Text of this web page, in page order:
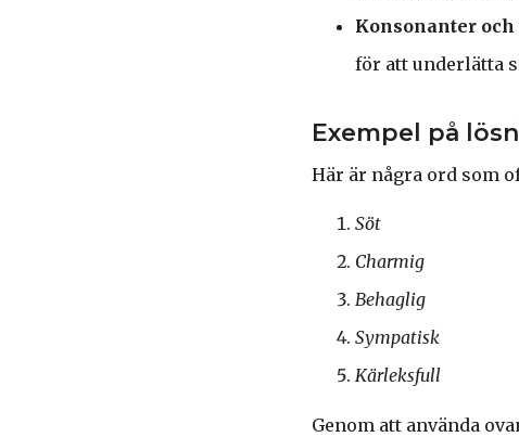
Konsonanter
för att underlätta
Exempel på
Här är några ord som
Söt
Charmig
Behaglig
Sympatisk
Kärleksfull
Genom att använda